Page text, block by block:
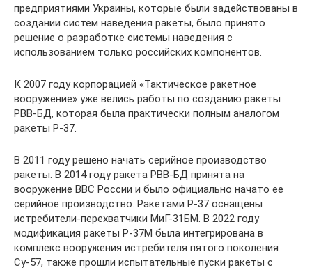
предприятиями Украины, которые были задействованы в
создании систем наведения ракеты, было принято
решение о разработке системы наведения с
использованием только российских компонентов.
К 2007 году корпорацией «Тактическое ракетное
вооружение» уже велись работы по созданию ракеты
РВВ-БД, которая была практически полным аналогом
ракеты Р-37.
В 2011 году решено начать серийное производство
ракеты. В 2014 году ракета РВВ-БД принята на
вооружение ВВС России и было официально начато ее
серийное производство. Ракетами Р-37 оснащены
истребители-перехватчики МиГ-31БМ. В 2022 году
модификация ракеты Р-37М была интегрирована в
комплекс вооружения истребителя пятого поколения
Су-57, также прошли испытательные пуски ракеты с